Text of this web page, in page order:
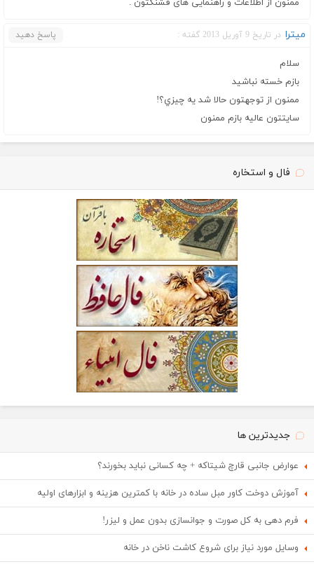
ممنون از اطلاعات و راهنمایی های قشنگتون .
ميترا در تاریخ 9 آوریل 2013 گفته : پاسخ دهید
سلام
بازم خسته نباشيد
ممنون از توجهتون حالا شد يه چيزي؟!
سايتتون عاليه بازم ممنون
فال و استخاره
جدیدترین ها
عوارض جانبی قارچ شیتاکه + چه کسانی نباید بخورند؟
آموزش دوخت کاور مبل ساده در خانه با کمترین هزینه و ابزارهای اولیه
فرم دهی به کل صورت و جوانسازی بدون عمل و لیزر!
وسایل مورد نیاز برای شروع کاشت ناخن در خانه